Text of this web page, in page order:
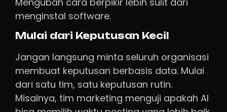
menginstal software.
Mulai dari Keputusan Kecil
Jangan langsung minta seluruh organisasi
membuat keputusan berbasis data. Mulai
dari satu tim, satu keputusan rutin.
Misalnya, tim marketing menguji apakah AI